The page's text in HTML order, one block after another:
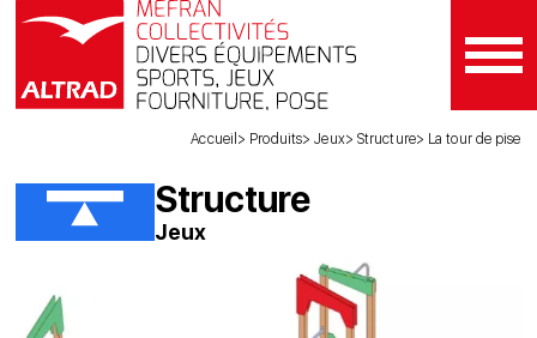
Accueil Produits Jeux Structure La tour de pise
Structure
Jeux